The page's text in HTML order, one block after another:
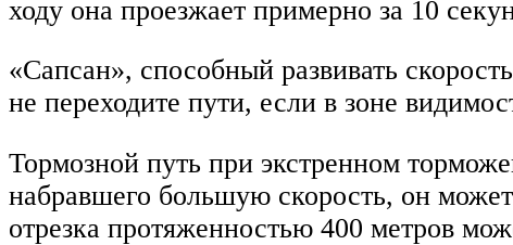
ходу она проезжает примерно за 10
«Сапсан», способный развивать
не переходите пути, если в зоне
Тормозной путь при экстренном
набравшего большую скорость, он
отрезка протяженностью 400 метров